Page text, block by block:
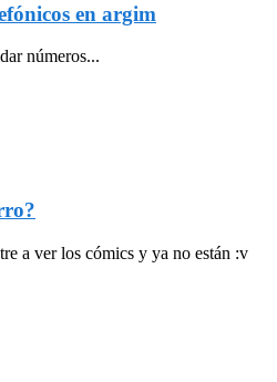
en argim
números...
a ver los cómics y ya no están :v